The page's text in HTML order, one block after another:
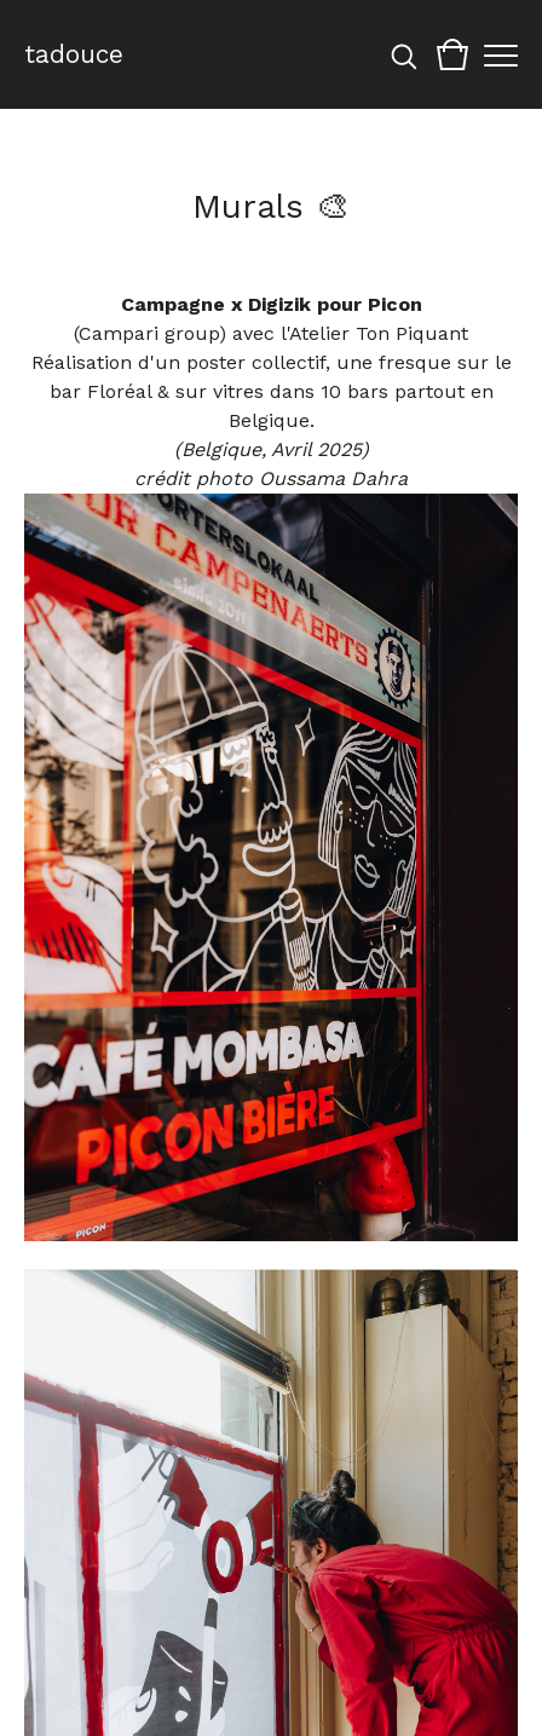
tadouce
Murals 🎨
Campagne x Digizik pour Picon
(Campari group) avec l'Atelier Ton Piquant
Réalisation d'un poster collectif, une fresque sur le
bar Floréal & sur vitres dans 10 bars partout en
Belgique.
(Belgique, Avril 2025)
crédit photo Oussama Dahra